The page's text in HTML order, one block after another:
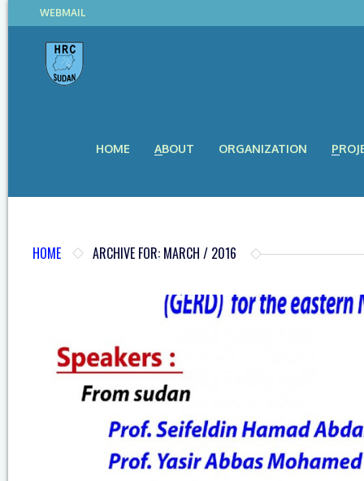
WEBMAIL
HOME ABOUT ORGANIZATION
HOME ARCHIVE FOR: MARCH / 2016